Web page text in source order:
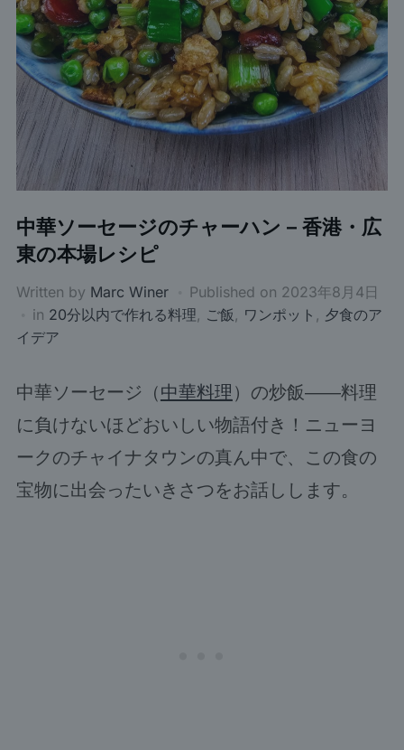
中華ソーセージのチャーハン – 香港・広
東の本場レシピ
Written by Marc Winer Published on 2023年8月4日
in 20分以内で作れる料理, ご飯 , ワンポット , 夕食のア
イデア
中華ソーセージ（中華料理 ）の炒飯――料理
に負けないほどおいしい物語付き！ニューヨ
ークのチャイナタウンの真ん中で、この食の
宝物に出会ったいきさつをお話しします。